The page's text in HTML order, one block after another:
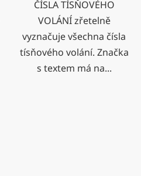
ČÍSLA TÍSŇOVÉHO
VOLÁNÍ zřetelně
vyznačuje všechna čísla
tísňového volání. Značka
s textem má na...